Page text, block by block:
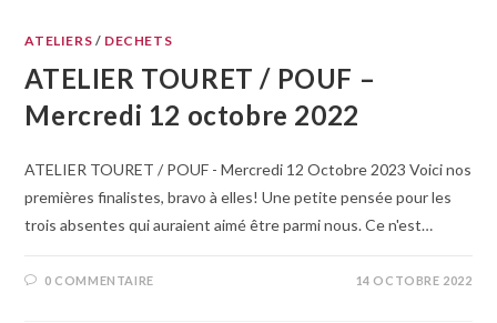
ATELIERS / DECHETS
ATELIER TOURET / POUF –
Mercredi 12 octobre 2022
ATELIER TOURET / POUF - Mercredi 12 Octobre 2023 Voici nos
premières finalistes, bravo à elles! Une petite pensée pour les
trois absentes qui auraient aimé être parmi nous. Ce n'est…
0 COMMENTAIRE 14 OCTOBRE 2022